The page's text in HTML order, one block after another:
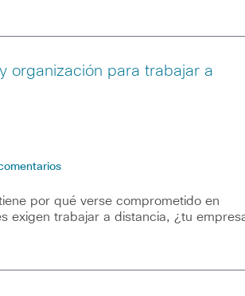
organización para trabajar a
por qué verse comprometido en
exigen trabajar a distancia, ¿tu